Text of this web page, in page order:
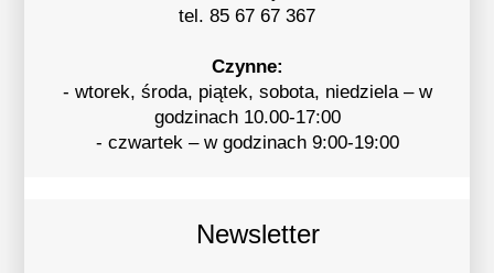
tel. 85 67 67 367
Czynne:
- wtorek, środa, piątek, sobota, niedziela – w
godzinach 10.00-17:00
- czwartek – w godzinach 9:00-19:00
Newsletter